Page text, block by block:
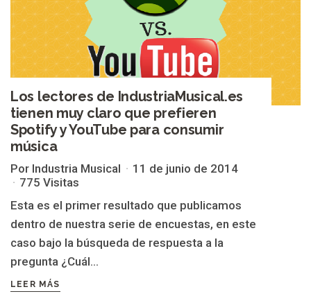
Los lectores de IndustriaMusical.es
tienen muy claro que prefieren
Spotify y YouTube para consumir
música
Por Industria Musical
11 de junio de 2014
775 Visitas
Esta es el primer resultado que publicamos
dentro de nuestra serie de encuestas, en este
caso bajo la búsqueda de respuesta a la
pregunta ¿Cuál...
LEER MÁS